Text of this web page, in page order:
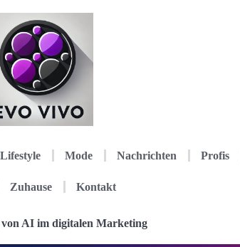
Lifestyle Mode Nachrichten Profis
Zuhause Kontakt
von AI im digitalen Marketing